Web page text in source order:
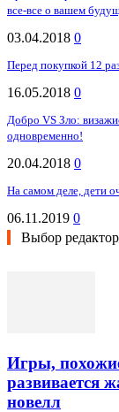
все-все о вашем
03.04.2018 0
Перед покупкой 12
16.05.2018 0
Добро VS Зло:
одновременно!
20.04.2018 0
На самом деле, дети
06.11.2019 0
Выбор
Игры,
развивается
новелл